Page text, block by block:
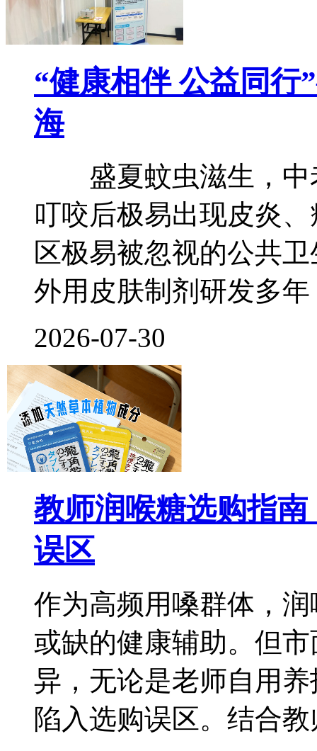
“健康相伴 公益同
海
盛夏蚊虫滋生，中
叮咬后极易出现皮炎
区极易被忽视的公共
外用皮肤制剂研发多年
2026-07-30
教师润喉糖选购指
误区
作为高频用嗓群体，
或缺的健康辅助。但
异，无论是老师自用
陷入选购误区。结合